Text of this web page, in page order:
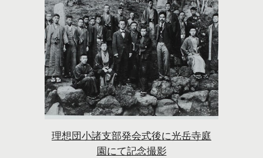
理想団小諸支部発会式後に光岳寺庭
園にて記念撮影